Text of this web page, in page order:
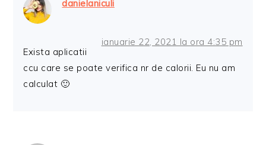
danielaniculi
ianuarie 22, 2021 la ora 4:35 pm
Exista aplicatii
ccu care se poate verifica nr de calorii. Eu nu am
calculat 🙂